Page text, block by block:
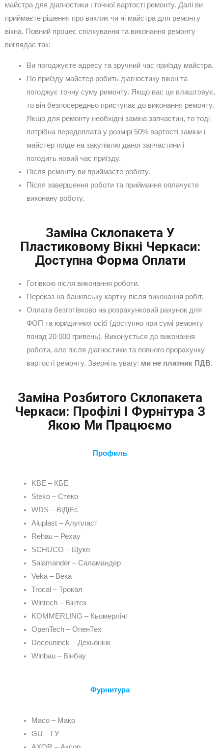
майстра для діагностики і точної вартості ремонту. Далі ви
приймаєте рішення про виклик чи ні майстра для ремонту
вікна. Повний процес спілкування та виконання ремонту
виглядає так:
Ви погоджуєте адресу та зручний час приїзду майстра.
По приїзду майстер робить діагностику вікон та
погоджує точну суму ремонту. Якщо вас це влаштовує,
то він безпосередньо приступає до виконання ремонту.
Якщо для ремонту необхідні заміна запчастин, то тоді
потрібна передоплата у розмірі 50% вартості заміни і
майстер поїде на закупівлю даної запчастини і
погодить новий час приїзду.
Після ремонту ви приймаєте роботу.
Після завершення роботи та приймання оплачуєте
виконану роботу.
Заміна Склопакета У
Пластиковому Вікні Черкаси:
Доступна Форма Оплати
Готівкою після виконання роботи.
Переказ на банківську картку після виконання робіт.
Оплата безготівково на розрахунковий рахунок для
ФОП та юридичних осіб (доступно при сумі ремонту
понад 20 000 гривень). Виконується до виконання
роботи, але після діагностики та повного прорахунку
вартості ремонту. Зверніть увагу: ми не платник ПДВ.
Заміна Розбитого Склопакета
Черкаси: Профілі І Фурнітура З
Якою Ми Працюємо
Профиль
KBE – КБЕ
Steko – Стеко
WDS – ВіДіЕс
Aluplast – Алупласт
Rehau – Рехау
SCHUCO – Щуко
Salamander – Саламандер
Veka – Века
Trocal – Трокал
Wintech – Вінтех
KOMMERLING – Кьомерлінг
OpenTech – ОпенТех
Deceuninck – Декьонінк
Winbau – Вінбау
Фурнитура
Maco – Мако
GU – ГУ